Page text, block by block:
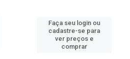
Faça seu login ou
cadastre-se para
ver preços e
comprar